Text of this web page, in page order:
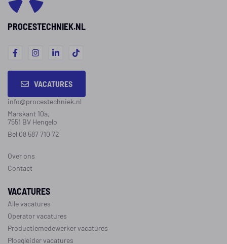
PROCESTECHNIEK.NL
VACATURES
info@procestechniek.nl
Marskant 10a,
7551 BV Hengelo
Bel 08 587 710 72
Over ons
Contact
VACATURES
Alle vacatures
Operator vacatures
Productiemedewerker vacatures
Ploegleider vacatures